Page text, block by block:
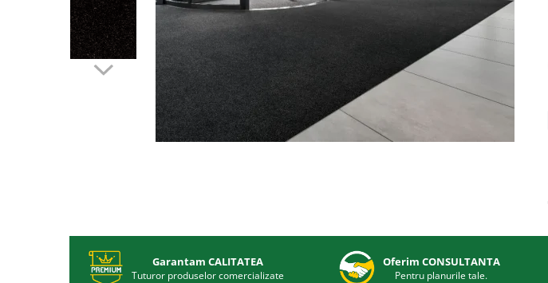
Garantam CALITATEA
Tuturor produselor comercializate
Oferim CONSULTANTA
Pentru planurile tale.